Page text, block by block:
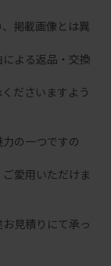
掲載画像とは異
よる返品・交換
ださいますよう
の一つですの
愛用いただけま
見積りにて承っ